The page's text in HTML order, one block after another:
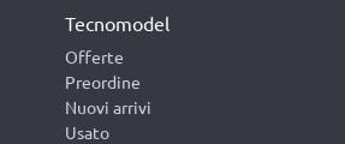
Tecnomodel
Offerte
Preordine
Nuovi arrivi
Usato